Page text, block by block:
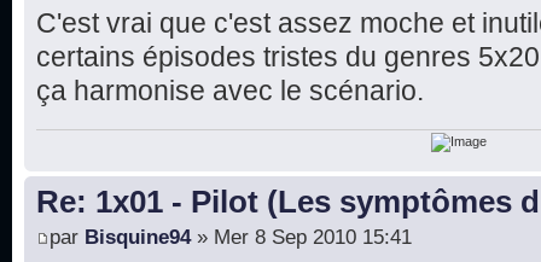
C'est vrai que c'est assez moche et
certains épisodes tristes du genres
ça harmonise avec le scénario.
Re: 1x01 - Pilot (Les symptômes
par Bisquine94» Mer 8 Sep 2010 15:41